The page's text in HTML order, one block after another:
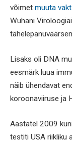
võimet muuta
Wuhani
Lisaks oli DNA
eesmärk luua
näib ühendavat
koroonaviiruse ja
Aastatel 2009
testiti USA riikliku